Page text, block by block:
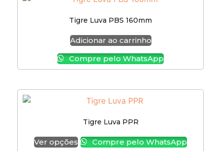
Tigre Luva PBS 160mm
Adicionar ao carrinho
Compre pelo WhatsApp
Tigre Luva PPR
Ver opções Compre pelo WhatsApp